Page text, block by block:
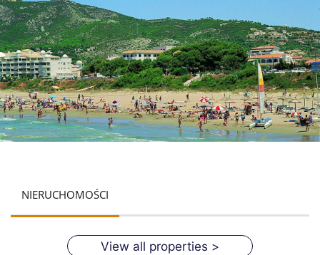
NIERUCHOMOŚCI
View all properties >